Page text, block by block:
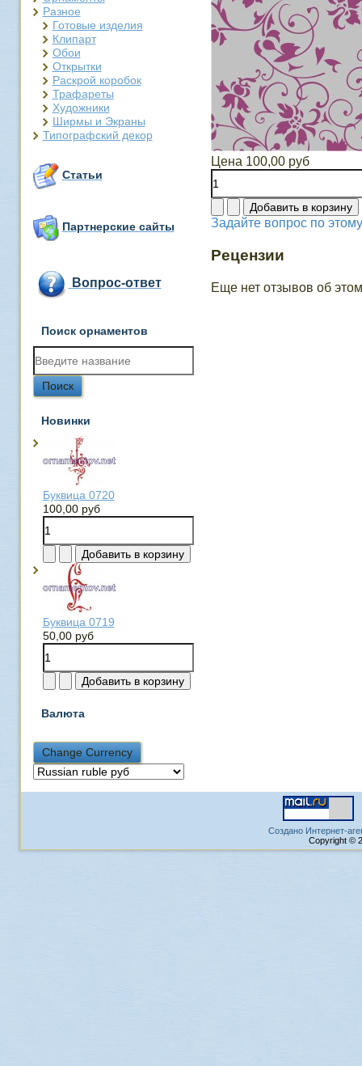
Разное
Готовые изделия
Клипарт
Обои
Открытки
Раскрой коробок
Трафареты
Художники
Ширмы и Экраны
Типографский декор
Статьи
Партнерские сайты
Вопрос-ответ
Поиск орнаментов
Новинки
Буквица 0720
100,00 руб
Буквица 0719
50,00 руб
Валюта
Цена 100,00 руб
Задайте вопрос по
Рецензии
Еще нет отзывов об
Создано Интернет-
Copyright ©